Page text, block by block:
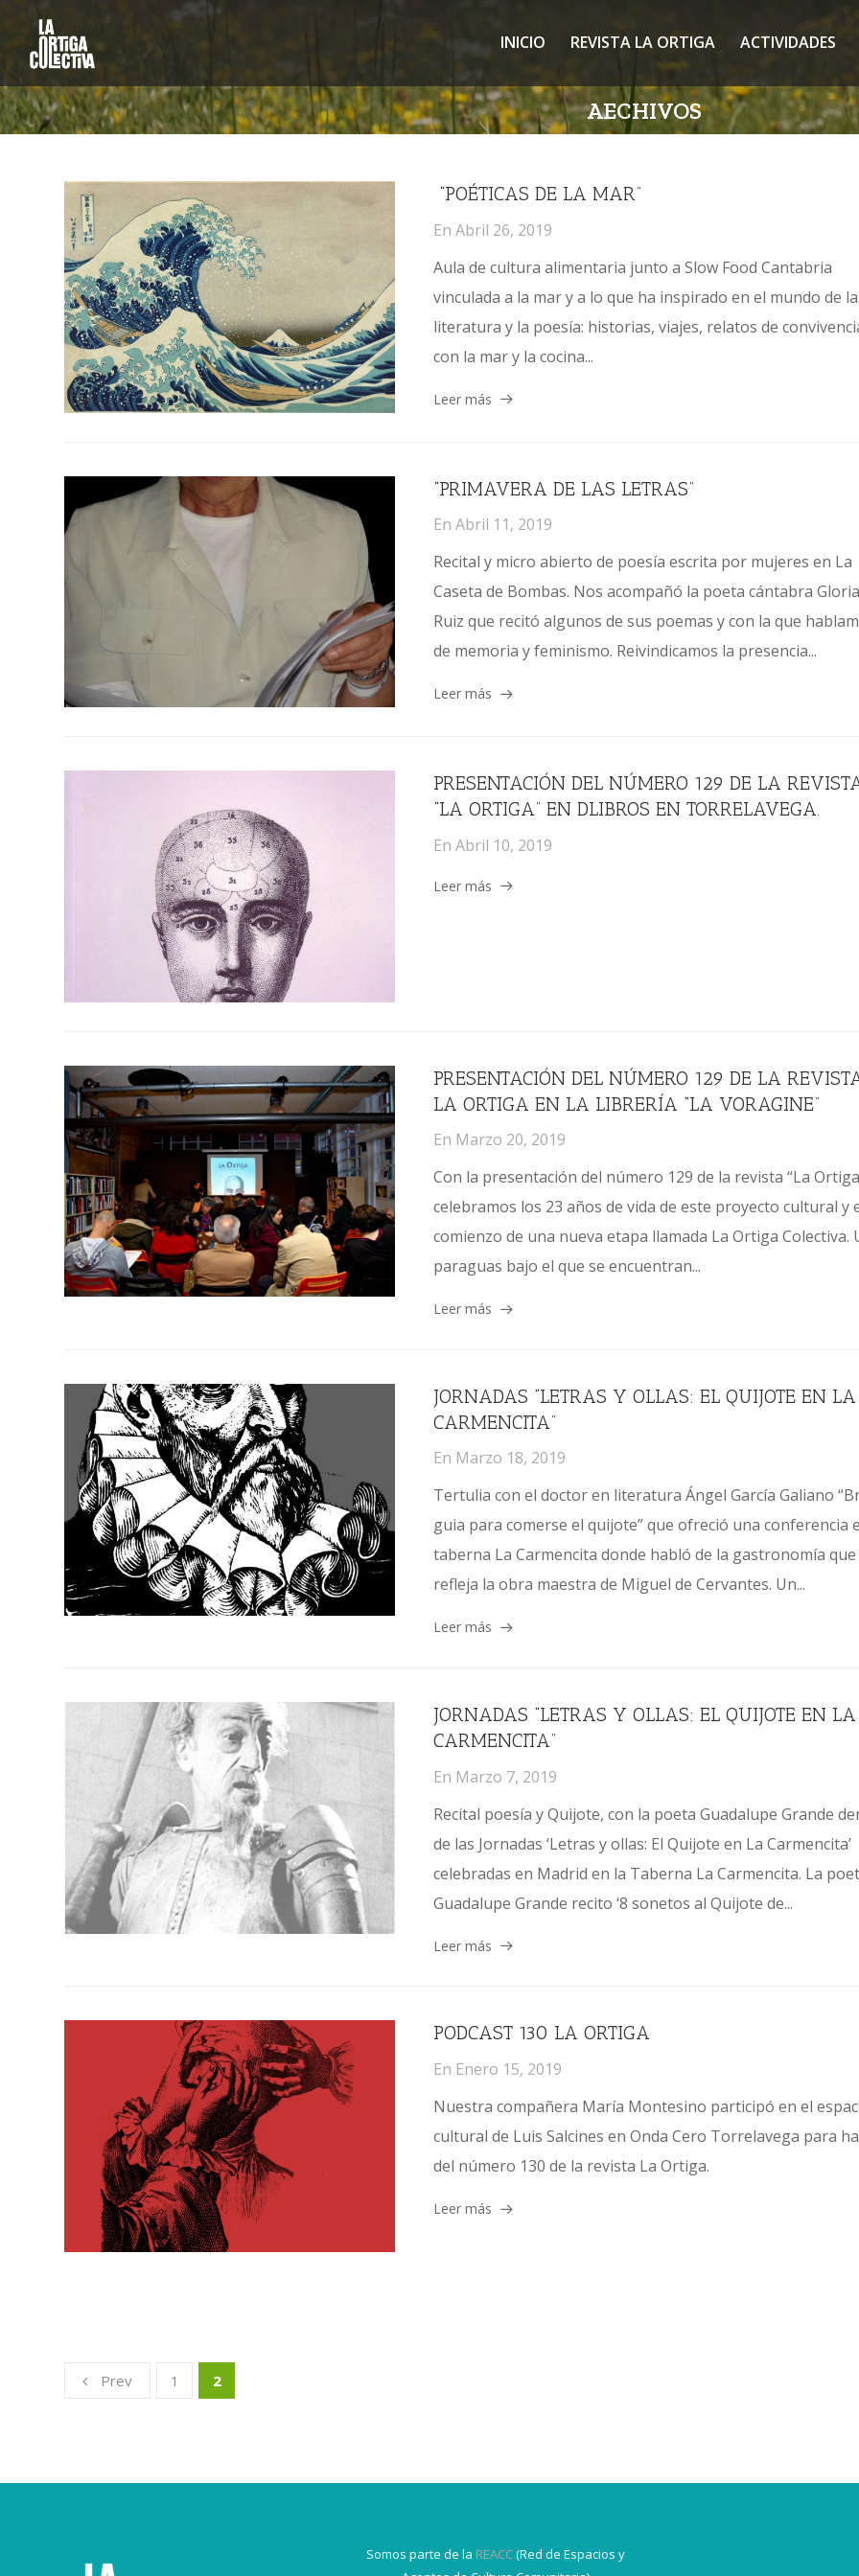
INICIO REVISTA LA ORTIGA ACTIVIDADES
AECHIVOS
“POÉTICAS DE LA MAR”
EnAbril 26, 2019
Aula de cultura alimentaria junto a Slow Food Cantabria
vinculada a la mar y a lo que ha inspirado en el mundo de la
literatura y la poesía: historias, viajes, relatos de
con la mar y la cocina...
Leer más
“PRIMAVERA DE LAS LETRAS”
EnAbril 11, 2019
Recital y micro abierto de poesía escrita por mujeres en La
Caseta de Bombas. Nos acompañó la poeta cántabra Gloria
Ruiz que recitó algunos de sus poemas y con la que
de memoria y feminismo. Reivindicamos la presencia...
Leer más
PRESENTACIÓN DEL NÚMERO 129 DE LA
“LA ORTIGA” EN DLIBROS EN TORRELAVEGA.
EnAbril 10, 2019
Leer más
PRESENTACIÓN DEL NÚMERO 129 DE LA
LA ORTIGA EN LA LIBRERÍA “LA VORAGINE”
En Marzo 20, 2019
Con la presentación del número 129 de la revista “La
celebramos los 23 años de vida de este proyecto cultural y
comienzo de una nueva etapa llamada La Ortiga Colectiva.
paraguas bajo el que se encuentran...
Leer más
JORNADAS “LETRAS Y OLLAS: EL QUIJOTE EN LA
CARMENCITA”
En Marzo 18, 2019
Tertulia con el doctor en literatura Ángel García Galiano
guia para comerse el quijote” que ofreció una conferencia
taberna La Carmencita donde habló de la gastronomía que
refleja la obra maestra de Miguel de Cervantes. Un...
Leer más
JORNADAS “LETRAS Y OLLAS: EL QUIJOTE EN LA
CARMENCITA”
En Marzo 7, 2019
Recital poesía y Quijote, con la poeta Guadalupe Grande
de las Jornadas ‘Letras y ollas: El Quijote en La Carmencita’
celebradas en Madrid en la Taberna La Carmencita. La
Guadalupe Grande recito ‘8 sonetos al Quijote de...
Leer más
PODCAST 130 LA ORTIGA
En Enero 15, 2019
Nuestra compañera María Montesino participó en el
cultural de Luis Salcines en Onda Cero Torrelavega para
del número 130 de la revista La Ortiga.
Leer más
Prev 1 2
Somos parte de la REACC(Red de Espacios y